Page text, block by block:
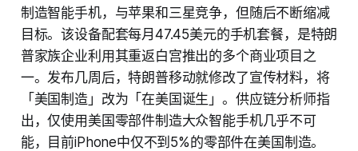
制造智能手机，与苹果和三星竞争，但随后不断缩减
目标。该设备配套每月47.45美元的手机套餐，是特朗
普家族企业利用其重返白宫推出的多个商业项目之
一。发布几周后，特朗普移动就修改了宣传材料，将
「美国制造」改为「在美国诞生」。供应链分析师指
出，仅使用美国零部件制造大众智能手机几乎不可
能，目前iPhone中仅不到5%的零部件在美国制造。